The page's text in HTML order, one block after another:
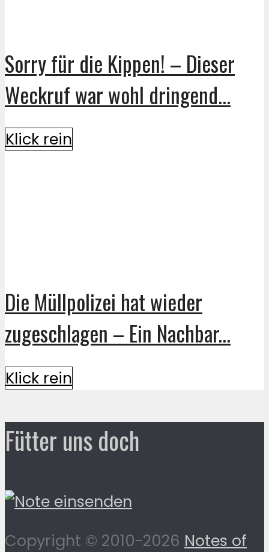
Sorry für die Kippen! – Dieser
Weckruf war wohl dringend...
Klick rein
Die Müllpolizei hat wieder
zugeschlagen – Ein Nachbar...
Klick rein
Fütter uns doch
Copyright © 2010-2026 Notes of